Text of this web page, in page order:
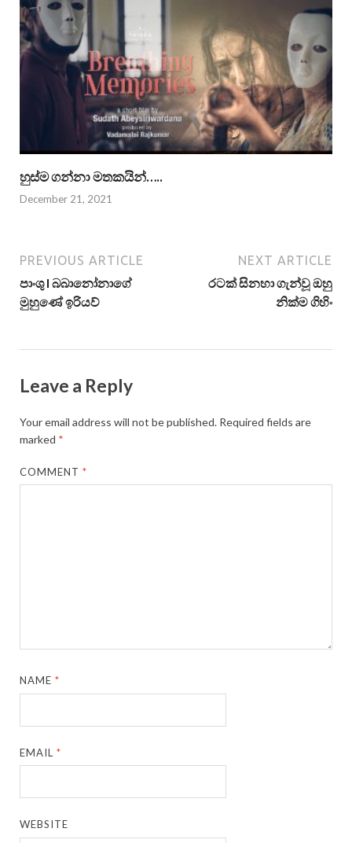
හුස්ම ගන්නා මතකයින්…..
December 21, 2021
PREVIOUS ARTICLE
පාංශු I බබානෝනාගේ
මුහුණේ ඉරියව්
NEXT ARTICLE
රටක් සිනහා ගැන්වූ ඔහු
නික්ම ගිහිං
Leave a Reply
Your email address will not be published. Required fields are
marked *
COMMENT*
NAME*
EMAIL*
WEBSITE